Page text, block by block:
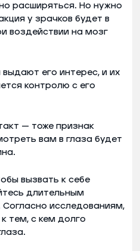
расширяться. Но нужно
у зрачков будет в
воздействии на мозг
выдают его интерес, и их
контролю с его
— тоже признак
вам в глаза будет
вызвать к себе
длительным
исследованиям,
тем, с кем долго